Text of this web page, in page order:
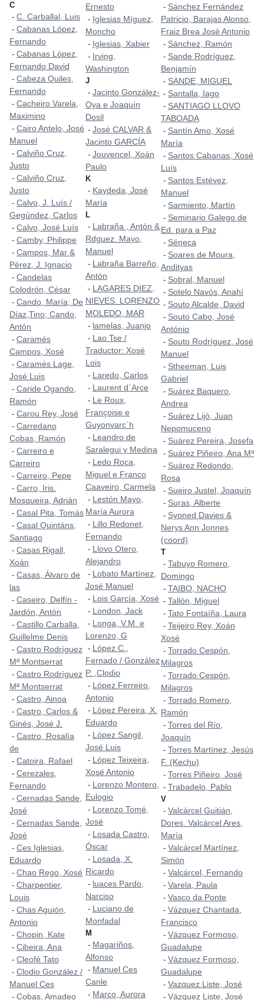
C
- C. Carballal, Luis
- Cabanas López,
Fernando
- Cabanas López,
Fernando David
- Cabeza Quiles,
Fernando
- Cacheiro Varela,
Maximino
- Cairo Antelo, José
Manuel
- Calviño Cruz,
Justo
- Calviño Cruz,
Justo
- Calvo, J. Luís /
Gegúndez, Carlos
- Calvo, José Luís
- Camby, Philippe
- Campos, Mar &
Pérez, J. Ignacio
- Candelas
Colodrón, César
- Cando, María; De
Díaz,Tino; Cando,
Antón
- Caramés
Campos, Xosé
- Caramés Lage,
José Luis
- Caride Ogando,
Ramón
- Carou Rey, José
- Carredano
Cobas, Ramón
- Carreiro e
Carreiro
- Carreiro, Pepe
- Carro, Iris.
Mosqueira, Adrián
- Casal Pita, Tomás
- Casal Quintáns,
Santiago
- Casas Rigall,
Xoán
- Casas, Álvaro de
las
- Caseiro, Delfín -
Jardón, Antón
- Castillo Carballa,
Guillelme Denis
- Castro Rodríguez
Mª Montserrat
- Castro Rodríguez
Mª Montserrat
- Castro, Ainoa
- Castro, Carlos &
Ginés, José J.
- Castro, Rosalía
de
- Catoira, Rafael
- Cerezales,
Fernando
- Cernadas Sande,
José
- Cernadas Sande,
José
- Ces Iglesias,
Eduardo
- Chao Rego, Xosé
- Charpentier,
Louis
- Chas Aguión,
Antonio
- Chopin, Kate
- Cibeira, Ana
- Cleofé Tato
- Clodio González /
Manuel Ces
- Cobas, Amadeo
Ernesto
- Iglesias Míguez,
Moncho
- Iglesias, Xabier
- Irving,
Washington
J
- Jacinto González-
Oya e Joaquín
Dosil
- José CALVAR &
Jacinto GARCÍA
- Jouvencel, Xoán
Paulo
K
- Kaydeda, José
María
L
- Labraña , Antón &
Rdguez. Mayo,
Manuel
- Labraña Barreño,
Antón
- LAGARES DIEZ,
NIEVES. LORENZO
MOLEDO, MAR
- lamelas, Juanjo
- Lao Tse /
Traductor: Xosé
Lois
- Laredo, Carlos
- Laurent d´Arce
- Le Roux,
Françoise e
Guyonvarc´h
- Leandro de
Saralegui y Medina
- Ledo Roca,
Miguel e Franco
Caaveiro, Carmela
- Lestón Mayo,
María Aurora
- Lillo Redonet,
Fernando
- Llovo Otero,
Alejandro
- Lobato Martínez,
José Manuel
- Lois García, Xosé
- London, Jack
- Longa, V.M. e
Lorenzo, G
- López C.,
Fernado / González
P. ,Clodio
- López Ferreiro,
Antonio
- López Pereira, X.
Eduardo
- López Sangil,
José Luis
- López Teixeira,
Xosé Antonio
- Lorenzo Montero,
Eulogio
- Lorenzo Tomé,
José
- Losada Castro,
Óscar
- Losada, X.
Ricardo
- luaces Pardo,
Narciso
- Luciano de
Monfadal
M
- Magariños,
Alfonso
- Manuel Ces
Canle
- Marco, Aurora
- Sánchez Fernández
Patricio, Barajas Alonso,
Fraiz Brea José Antonio
- Sánchez, Ramón
- Sande Rodríguez,
Benjamín
- SANDE, MIGUEL
- Santalla, Iago
- SANTIAGO LLOVO
TABOADA
- Santín Amo, Xosé
María
- Santos Cabanas, Xosé
Luís
- Santos Estévez,
Manuel
- Sarmiento, Martín
- Seminario Galego de
Ed. para a Paz
- Séneca
- Soares de Moura,
Andityas
- Sobral, Manuel
- Sotelo Navós, Anahí
- Souto Alcalde, David
- Souto Cabo, José
António
- Souto Rodríguez, José
Manuel
- Stheeman, Luis
Gabriel
- Suárez Baquero,
Andrea
- Suárez Lijó, Juan
Nepomuceno
- Suárez Pereira, Josefa
- Suárez Piñeiro, Ana Mª
- Suárez Redondo,
Rosa
- Sueiro Justel, Joaquín
- Suras, Alberte
- Syoned Davies &
Nerys Ann Jonnes
(coord)
T
- Tabuyo Romero,
Domingo
- TAIBO, NACHO
- Tallón, Miguel
- Tato Fontaíña, Laura
- Teijeiro Rey, Xoán
Xosé
- Torrado Cespón,
Milagros
- Torrado Cespón,
Milagros
- Torrado Romero,
Ramón
- Torres del Río,
Joaquín
- Torres Martínez, Jesús
F. (Kechu)
- Torres Piñeiro, José
- Trabadelo, Pablo
V
- Valcárcel Guitián,
Dores. Valcárcel Ares,
María
- Valcárcel Martínez,
Simón
- Valcárcel, Fernando
- Varela, Paula
- Vasco da Ponte
- Vázquez Chantada,
Francisco
- Vázquez Formoso,
Guadalupe
- Vázquez Formoso,
Guadalupe
- Vazquez Liste, José
- Vázquez Liste, José